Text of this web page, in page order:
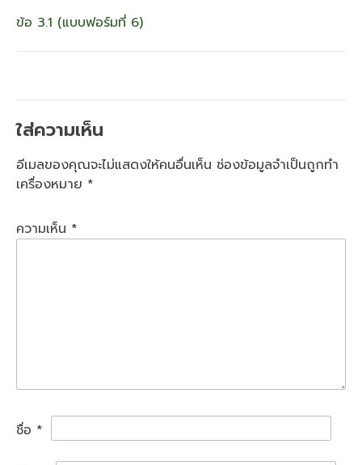
แนะแนว
ข้อ 3.1 (แบบฟอร์มที่ 6)
ใส่ความเห็น
อีเมลของคุณจะไม่แสดงให้คนอื่นเห็น ช่องข้อมูลจำเป็นถูกทำ
เครื่องหมาย *
ความเห็น *
ชื่อ *